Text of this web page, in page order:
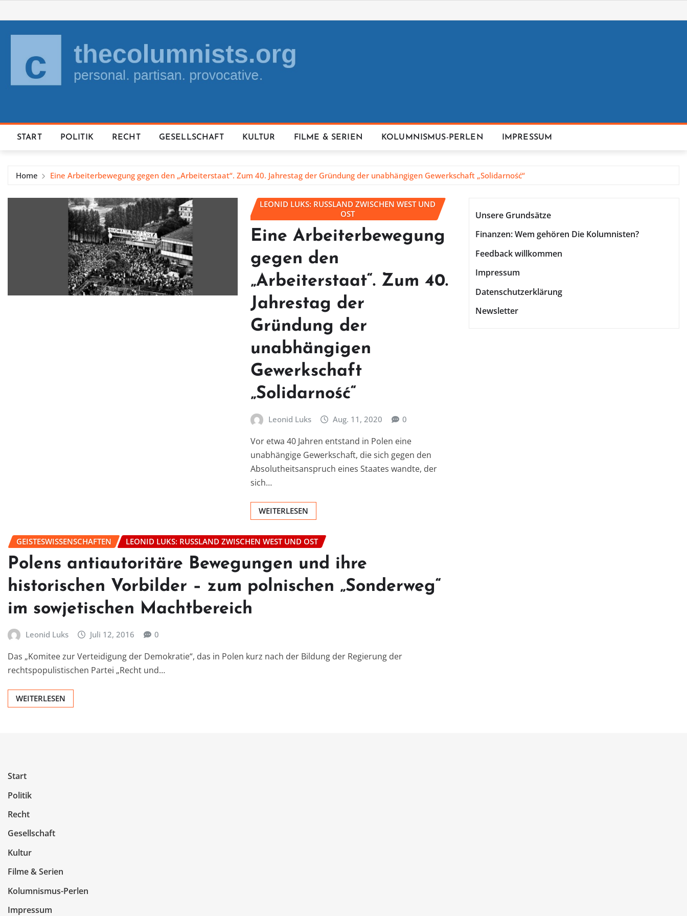
to
content
START POLITIK RECHT GESELLSCHAFT KULTUR FILME & SERIEN KOLUMNISMUS-PERLEN IMPRESSUM
Home Eine Arbeiterbewegung gegen den „Arbeiterstaat“. Zum 40. Jahrestag der Gründung der unabhängigen Gewerkschaft „Solidarność“
LEONID LUKS: RUSSLAND ZWISCHEN WEST UND
OST
Eine Arbeiterbewegung
gegen den
„Arbeiterstaat“. Zum 40.
Jahrestag der
Gründung der
unabhängigen
Gewerkschaft
„Solidarność“
Leonid Luks Aug. 11, 2020 0
Vor etwa 40 Jahren entstand in Polen eine
unabhängige Gewerkschaft, die sich gegen den
Absolutheitsanspruch eines Staates wandte, der
sich…
WEITERLESEN
GEISTESWISSENSCHAFTEN LEONID LUKS: RUSSLAND ZWISCHEN WEST UND OST
Polens antiautoritäre Bewegungen und ihre
historischen Vorbilder – zum polnischen „Sonderweg“
im sowjetischen Machtbereich
Leonid Luks Juli 12, 2016 0
Das „Komitee zur Verteidigung der Demokratie“, das in Polen kurz nach der Bildung der Regierung der
rechtspopulistischen Partei „Recht und…
WEITERLESEN
Unsere Grundsätze
Finanzen: Wem gehören Die Kolumnisten?
Feedback willkommen
Impressum
Datenschutzerklärung
Newsletter
Start
Politik
Recht
Gesellschaft
Kultur
Filme & Serien
Kolumnismus-Perlen
Impressum